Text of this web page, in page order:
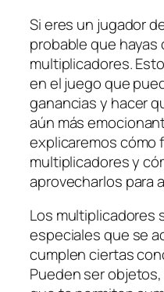
Si eres un jugador
probable que hayas
multiplicadores.
en el juego que
ganancias y hacer
aún más
explicaremos cómo
multiplicadores y
aprovecharlos para
Los multiplicadores
especiales que se
cumplen ciertas
Pueden ser